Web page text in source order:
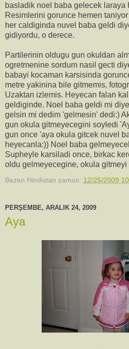
basladik noel baba gelecek laraya
Resimlerini gorunce hemen
her caldiginda nuvel baba geldi
gidiyordu, o derece.
Partilerinin oldugu gun okuldan
ogretmenine sordum nasil gecti
babayi kocaman karsisinda
metre yakinina bile gitmemis,
Uzaktan izlemis. Heyecan falan
geldiginde. Noel baba geldi mi
gelsin mi dedim 'gelmesin' dedi:)
gun okula gitmeyecegini soyledi
gun once 'aya okula gitcek nuvel
heyecanla:)) Noel baba
Supheyle karsiladi once, birkac
oldu gelmeyecegine, okula gitmeyi
Bezen Hindistan zaman: 12/25/2009
PERŞEMBE, ARALIK 24, 2009
Aya